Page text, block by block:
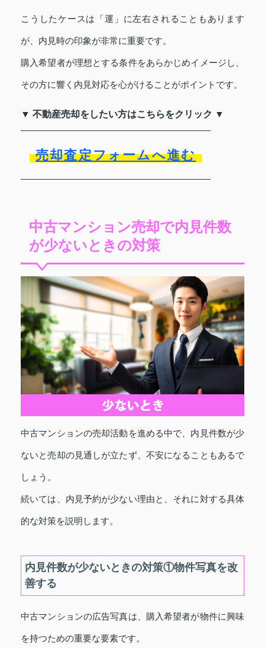
こうしたケースは「運」に左右されることもあります
が、内見時の印象が非常に重要です。
購入希望者が理想とする条件をあらかじめイメージし、
その方に響く内見対応を心がけることがポイントです。
▼ 不動産売却をしたい方はこちらをクリック ▼
売却査定フォームへ進む
中古マンション売却で内見件数
が少ないときの対策
中古マンションの売却活動を進める中で、内見件数が少
ないと売却の見通しが立たず、不安になることもあるで
しょう。
続いては、内見予約が少ない理由と、それに対する具体
的な対策を説明します。
内見件数が少ないときの対策①物件写真を改
善する
中古マンションの広告写真は、購入希望者が物件に興味
を持つための重要な要素です。